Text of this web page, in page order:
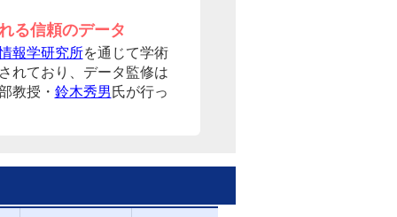
る信頼のデータ
報学研究所を通じて学術
れており、データ監修は
教授・ 鈴木秀男 氏が行っ